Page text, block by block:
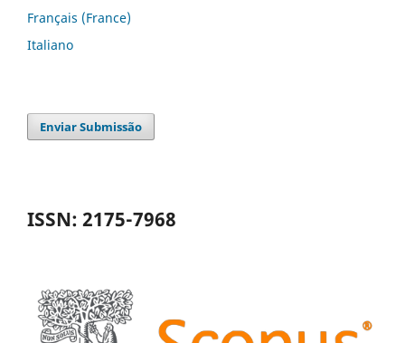
Français (France)
Italiano
Enviar Submissão
ISSN: 2175-7968